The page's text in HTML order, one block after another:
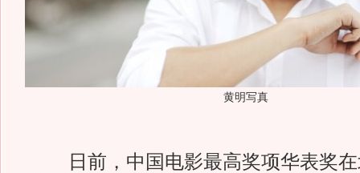
黄明写真
日前，中国电影最高奖项华表奖在